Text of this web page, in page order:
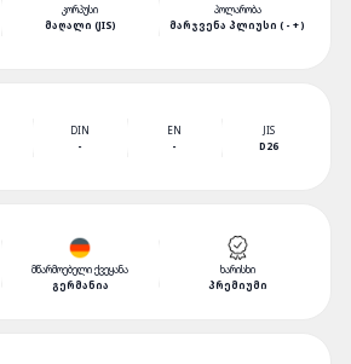
ᲙᲝᲠᲞᲣᲡᲘ
ᲛᲐᲦᲐᲚᲘ (JIS)
ᲞᲝᲚᲐᲠᲝᲑᲐ
ᲛᲐᲠᲯᲕᲔᲜᲐ ᲞᲚᲘᲣᲡᲘ ( - + )
DIN
-
EN
-
JIS
D26
ᲒᲔᲠᲛᲐᲜᲘᲐ
ᲛᲬᲐᲠᲛᲝᲔᲑᲔᲚᲘ ᲥᲕᲔᲧᲐᲜᲐ
ᲞᲠᲔᲛᲘᲣᲛᲘ
ᲮᲐᲠᲘᲡᲮᲘ